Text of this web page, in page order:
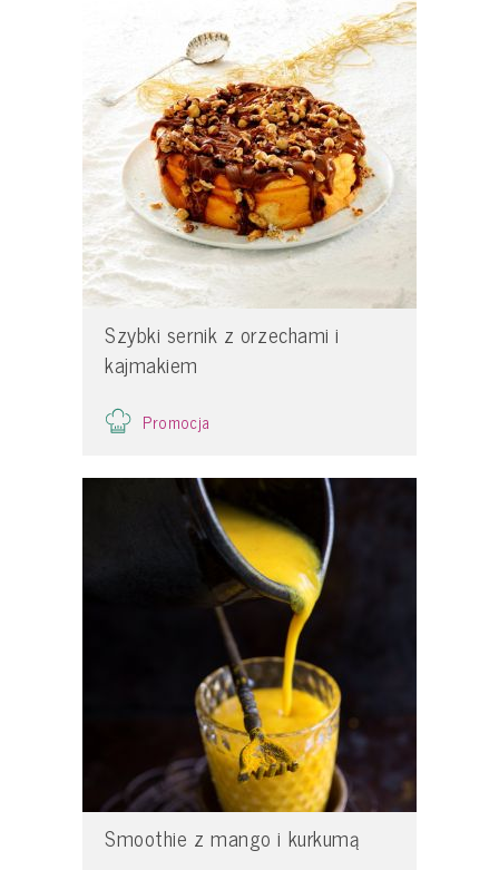
Szybki sernik z orzechami i
kajmakiem
Promocja
Smoothie z mango i kurkumą